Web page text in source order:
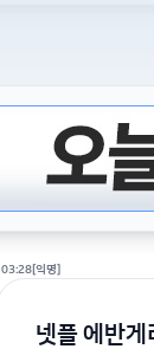
03:28[익명]
넷플 에반